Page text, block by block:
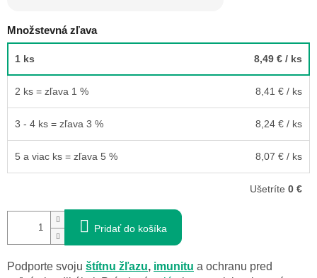
Množstevná zľava
1 ks 8,49 € / ks
2 ks = zľava 1 % 8,41 € / ks
3 - 4 ks = zľava 3 % 8,24 € / ks
5 a viac ks = zľava 5 % 8,07 € / ks
Ušetríte 0 €
Pridať do košíka
Podporte svoju štítnu žľazu, imunitu a ochranu pred